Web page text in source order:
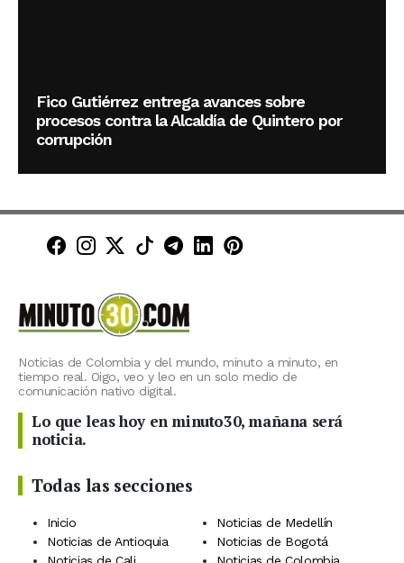
Fico Gutiérrez entrega avances sobre
procesos contra la Alcaldía de Quintero por
corrupción
Minuto30 en Facebook
Minuto30 en Instagram
Minuto30 en X (Twitter)
Minuto30 en TikTok
Canal de Minuto30 en
Minuto30 en LinkedIn
Minuto30 en
Noticias de Colombia y del mundo, minuto a minuto, en
tiempo real. Oigo, veo y leo en un solo medio de
comunicación nativo digital.
Lo que leas hoy en minuto30, mañana será
noticia.
Todas las secciones
Inicio
Noticias de Medellín
Noticias de Antioquia
Noticias de Bogotá